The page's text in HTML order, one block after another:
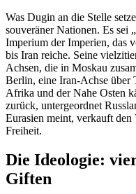
Was Dugin an die Stelle
souveräner Nationen. Es sei
Imperium der Imperien, das
bis Iran reiche. Seine
Achsen, die in Moskau
Berlin, eine Iran-Achse über
Afrika und der Nahe Osten
zurück, untergeordnet
Eurasien meint, verkauft
Freiheit.
Die Ideologie:
Giften